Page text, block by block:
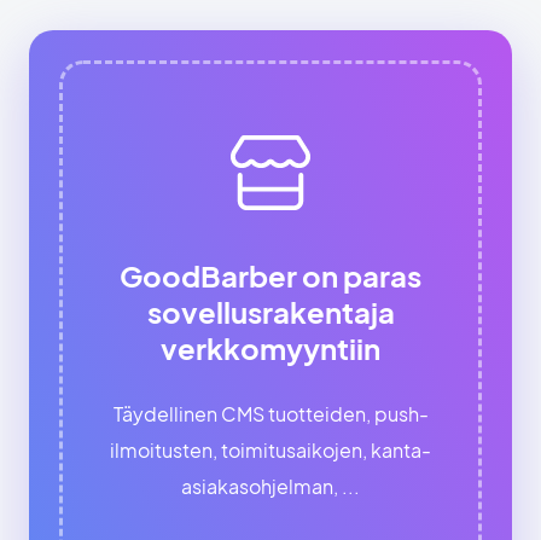
GoodBarber on paras
sovellusrakentaja
verkkomyyntiin
Täydellinen CMS tuotteiden, push-
ilmoitusten, toimitusaikojen, kanta-
asiakasohjelman, ...